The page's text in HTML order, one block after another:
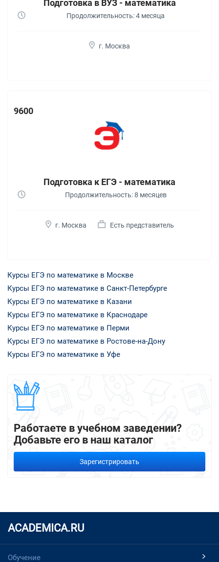
Подготовка в ВУЗ - математика
Продолжительность: 4 месяца
г. Москва
9600
Подготовка к ЕГЭ - математика
Продолжительность: 8 месяцев
г. Москва Есть представитель
Курсы ЕГЭ по математике в Москве
Курсы ЕГЭ по математике в Санкт-Петербурге
Курсы ЕГЭ по математике в Казани
Курсы ЕГЭ по математике в Краснодаре
Курсы ЕГЭ по математике в Перми
Курсы ЕГЭ по математике в Ростове-на-Дону
Курсы ЕГЭ по математике в Уфе
Работаете в учебном заведении?
Добавьте его в наш каталог
Зарегистрировать
ACADEMICA.RU
Обучение